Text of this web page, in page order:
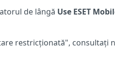
de lângă Use ESET
restricționată", consultați